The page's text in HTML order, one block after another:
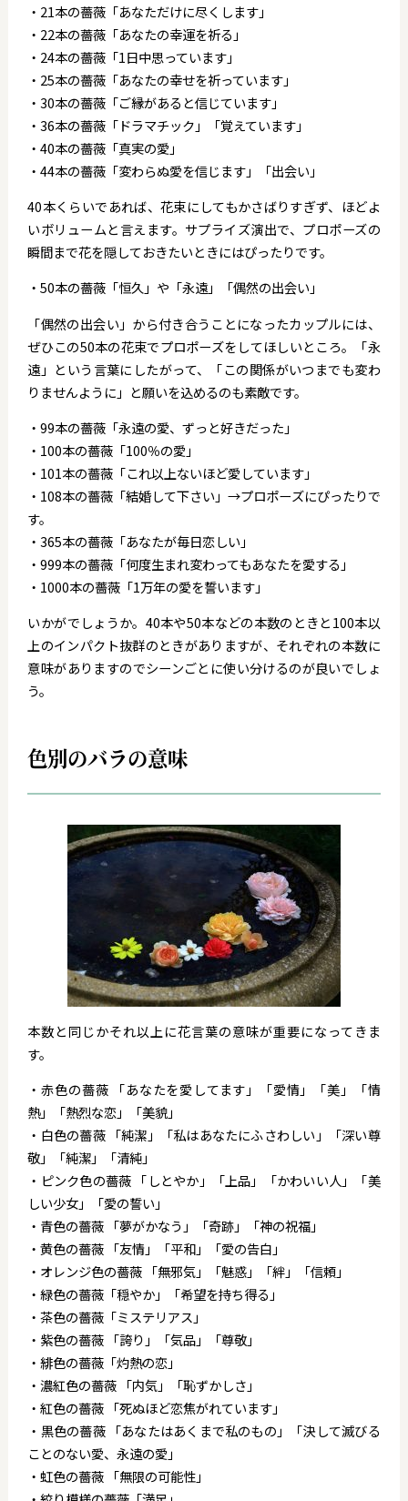
・21本の薔薇「あなただけに尽くします」
・22本の薔薇「あなたの幸運を祈る」
・24本の薔薇「1日中思っています」
・25本の薔薇「あなたの幸せを祈っています」
・30本の薔薇「ご縁があると信じています」
・36本の薔薇「ドラマチック」「覚えています」
・40本の薔薇「真実の愛」
・44本の薔薇「変わらぬ愛を信じます」「出会い」
40本くらいであれば、花束にしてもかさばりすぎず、ほどよ
いボリュームと言えます。サプライズ演出で、プロポーズの
瞬間まで花を隠しておきたいときにはぴったりです。
・50本の薔薇「恒久」や「永遠」「偶然の出会い」
「偶然の出会い」から付き合うことになったカップルには、
ぜひこの50本の花束でプロポーズをしてほしいところ。「永
遠」という言葉にしたがって、「この関係がいつまでも変わ
りませんように」と願いを込めるのも素敵です。
・99本の薔薇「永遠の愛、ずっと好きだった」
・100本の薔薇「100％の愛」
・101本の薔薇「これ以上ないほど愛しています」
・108本の薔薇「結婚して下さい」→プロポーズにぴったりで
す。
・365本の薔薇「あなたが毎日恋しい」
・999本の薔薇「何度生まれ変わってもあなたを愛する」
・1000本の薔薇「1万年の愛を誓います」
いかがでしょうか。40本や50本などの本数のときと100本以
上のインパクト抜群のときがありますが、それぞれの本数に
意味がありますのでシーンごとに使い分けるのが良いでしょ
う。
色別のバラの意味
本数と同じかそれ以上に花言葉の意味が重要になってきま
す。
・赤色の薔薇 「あなたを愛してます」「愛情」「美」「情
熱」「熱烈な恋」「美貌」
・白色の薔薇 「純潔」「私はあなたにふさわしい」「深い尊
敬」「純潔」「清純」
・ピンク色の薔薇 「しとやか」「上品」「かわいい人」「美
しい少女」「愛の誓い」
・青色の薔薇 「夢がかなう」「奇跡」「神の祝福」
・黄色の薔薇 「友情」「平和」「愛の告白」
・オレンジ色の薔薇 「無邪気」「魅惑」「絆」「信頼」
・緑色の薔薇「穏やか」「希望を持ち得る」
・茶色の薔薇「ミステリアス」
・紫色の薔薇 「誇り」「気品」「尊敬」
・緋色の薔薇「灼熱の恋」
・濃紅色の薔薇 「内気」「恥ずかしさ」
・紅色の薔薇 「死ぬほど恋焦がれています」
・黒色の薔薇 「あなたはあくまで私のもの」「決して滅びる
ことのない愛、永遠の愛」
・虹色の薔薇 「無限の可能性」